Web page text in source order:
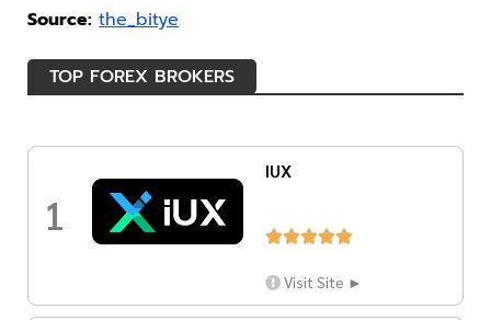
Source: the_bitye
TOP FOREX BROKERS
1
IUX

Visit Site ►